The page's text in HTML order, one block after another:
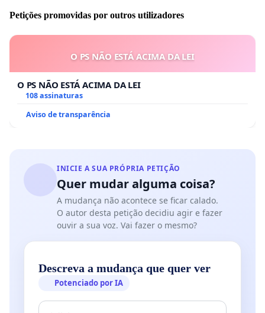
Petições promovidas por outros utilizadores
O PS NÃO ESTÁ ACIMA DA LEI
O PS NÃO ESTÁ ACIMA DA LEI
108 assinaturas
Aviso de transparência
INICIE A SUA PRÓPRIA PETIÇÃO
Quer mudar alguma coisa?
A mudança não acontece se ficar calado.
O autor desta petição decidiu agir e fazer
ouvir a sua voz. Vai fazer o mesmo?
Descreva a mudança que quer ver
Potenciado por IA